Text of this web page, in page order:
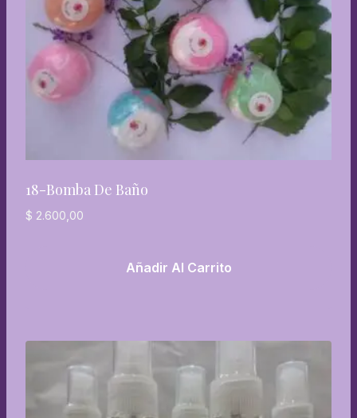
18-Bomba De Baño
$ 2.600,00
Añadir Al Carrito